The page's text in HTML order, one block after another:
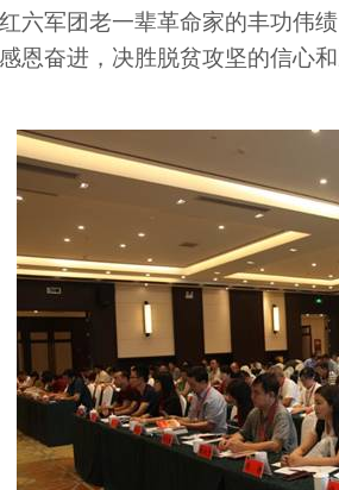
六军团老一辈革命家的丰功伟
恩奋进，决胜脱贫攻坚的信心